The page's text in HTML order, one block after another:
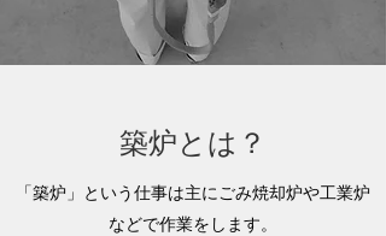
築炉とは？
「築炉」という仕事は主にごみ焼却炉や工業炉
などで作業をします。